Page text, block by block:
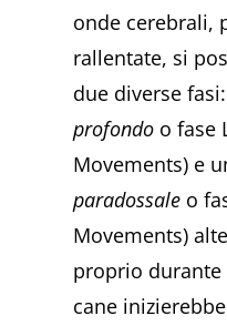
onde cerebrali,
rallentate, si
due diverse
profondo o fase
Movements) e
paradossale o
Movements)
proprio durante
cane